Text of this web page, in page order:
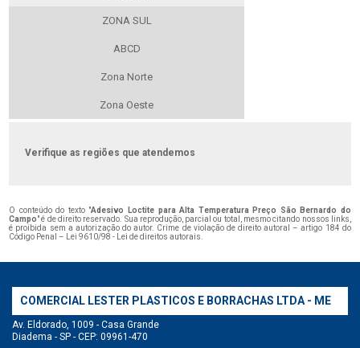
ZONA SUL
ABCD
Zona Norte
Zona Oeste
Verifique as regiões que atendemos
O conteúdo do texto "Adesivo Loctite para Alta Temperatura Preço São Bernardo do
Campo" é de direito reservado. Sua reprodução, parcial ou total, mesmo citando nossos links,
é proibida sem a autorização do autor. Crime de violação de direito autoral – artigo 184 do
Código Penal –
Lei 9610/98 - Lei de direitos autorais
COMERCIAL LESTER PLASTICOS E BORRACHAS LTDA - ME
Av. Eldorado, 1009 - Casa Grande
Diadema - SP - CEP: 09961-470